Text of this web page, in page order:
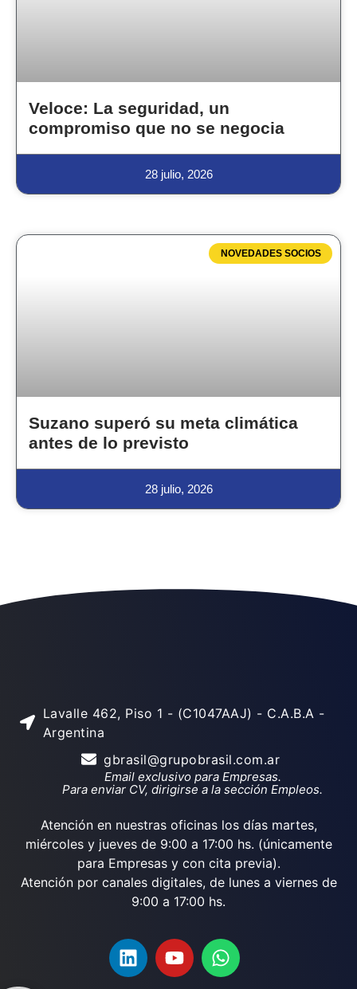
Veloce: La seguridad, un
compromiso que no se negocia
28 julio, 2026
NOVEDADES SOCIOS
Suzano superó su meta climática
antes de lo previsto
28 julio, 2026
Lavalle 462, Piso 1 - (C1047AAJ) - C.A.B.A -
Argentina
gbrasil@grupobrasil.com.ar
Email exclusivo para Empresas.
Para enviar CV, dirigirse a la sección Empleos.
Atención en nuestras oficinas los días martes,
miércoles y jueves de 9:00 a 17:00 hs. (únicamente
para Empresas y con cita previa).
Atención por canales digitales, de lunes a viernes de
9:00 a 17:00 hs.